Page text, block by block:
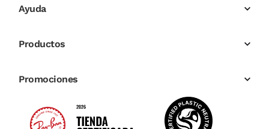
Ayuda
Productos
Promociones